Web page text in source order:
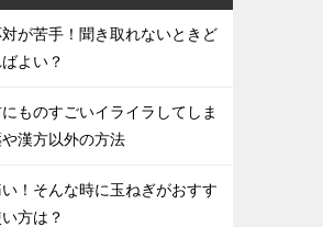
が苦手！聞き取れないときど
よい？
ものすごいイライラしてしま
や漢方以外の方法
！そんな時に玉ねぎがおすす
方は？